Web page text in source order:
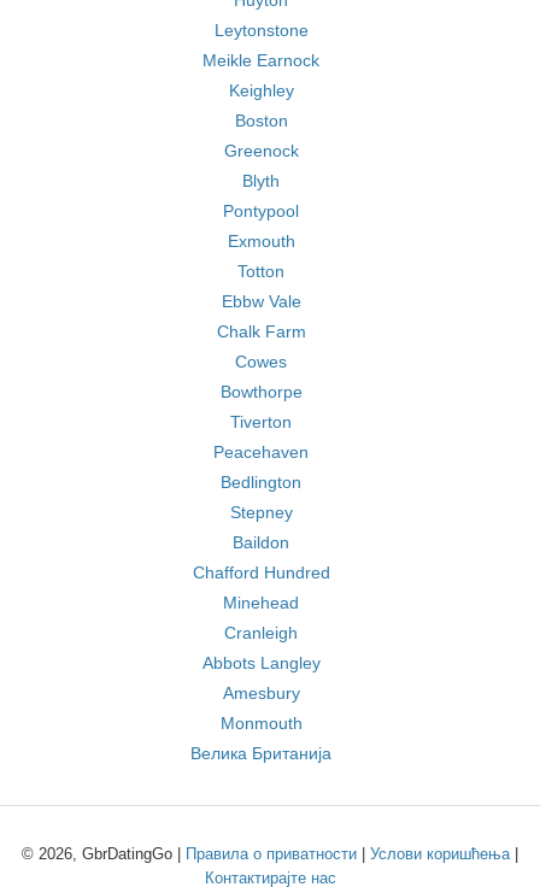
Leytonstone
Meikle Earnock
Keighley
Boston
Greenock
Blyth
Pontypool
Exmouth
Totton
Ebbw Vale
Chalk Farm
Cowes
Bowthorpe
Tiverton
Peacehaven
Bedlington
Stepney
Baildon
Chafford Hundred
Minehead
Cranleigh
Abbots Langley
Amesbury
Monmouth
Велика Британија
© 2026, GbrDatingGo | Правила о приватности Услови коришћења|
Контактирајте нас